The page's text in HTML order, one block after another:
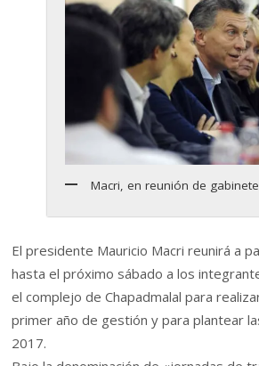
Macri, en reunión de
El presidente Mauricio Macri reunirá a
hasta el próximo sábado a los
el complejo de Chapadmalal para
primer año de gestión y para plantear
2017.